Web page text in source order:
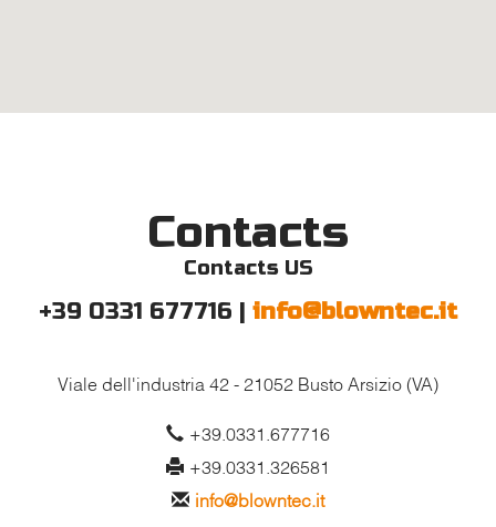
Contacts
Contacts US
+39 0331 677716 | info@blowntec.it
Viale dell'industria 42 - 21052 Busto Arsizio (VA)
+39.0331.677716
+39.0331.326581
info@blowntec.it